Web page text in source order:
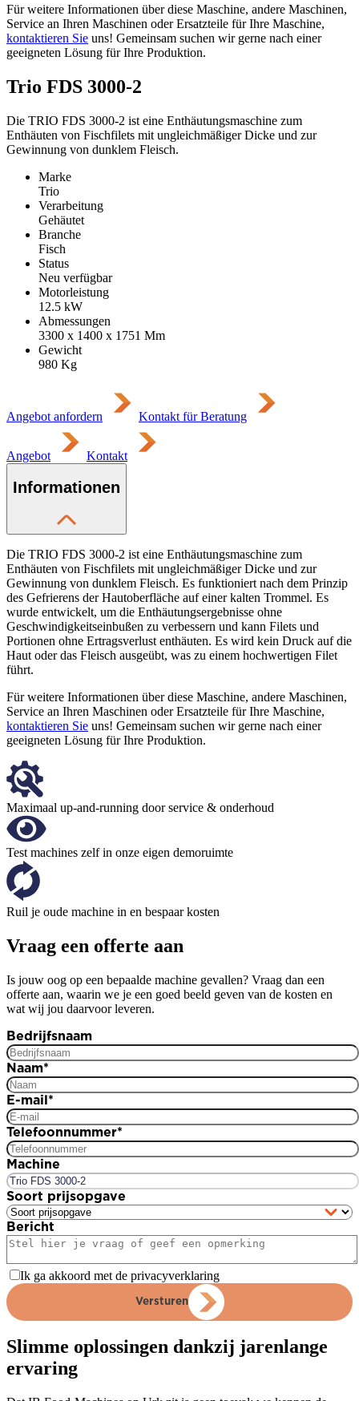
Für weitere Informationen über diese Maschine, andere Maschinen,
Service an Ihren Maschinen oder Ersatzteile für Ihre Maschine,
kontaktieren Sie uns! Gemeinsam suchen wir gerne nach einer
geeigneten Lösung für Ihre Produktion.
Trio FDS 3000-2
Die TRIO FDS 3000-2 ist eine Enthäutungsmaschine zum
Enthäuten von Fischfilets mit ungleichmäßiger Dicke und zur
Gewinnung von dunklem Fleisch.
Marke
Trio
Verarbeitung
Gehäutet
Branche
Fisch
Status
Neu verfügbar
Motorleistung
12.5 kW
Abmessungen
3300 x 1400 x 1751 Mm
Gewicht
980 Kg
Angebot anfordern Kontakt für Beratung
Angebot Kontakt
Informationen
Die TRIO FDS 3000-2 ist eine Enthäutungsmaschine zum
Enthäuten von Fischfilets mit ungleichmäßiger Dicke und zur
Gewinnung von dunklem Fleisch. Es funktioniert nach dem Prinzip
des Gefrierens der Hautoberfläche auf einer kalten Trommel. Es
wurde entwickelt, um die Enthäutungsergebnisse ohne
Geschwindigkeitseinbußen zu verbessern und kann Filets und
Portionen ohne Ertragsverlust enthäuten. Es wird kein Druck auf die
Haut oder das Fleisch ausgeübt, was zu einem hochwertigen Filet
führt.
Für weitere Informationen über diese Maschine, andere Maschinen,
Service an Ihren Maschinen oder Ersatzteile für Ihre Maschine,
kontaktieren Sie uns! Gemeinsam suchen wir gerne nach einer
geeigneten Lösung für Ihre Produktion.
Maximaal up-and-running door service & onderhoud
Test machines zelf in onze eigen demoruimte
Ruil je oude machine in en bespaar kosten
Vraag een offerte aan
Is jouw oog op een bepaalde machine gevallen? Vraag dan een
offerte aan, waarin we je een goed beeld geven van de kosten en
wat wij jou daarvoor leveren.
Bedrijfsnaam
Naam*
E-mail*
Telefoonnummer*
Machine
Soort prijsopgave
Bericht
Ik ga akkoord met de privacyverklaring
Versturen
Slimme oplossingen dankzij jarenlange
ervaring